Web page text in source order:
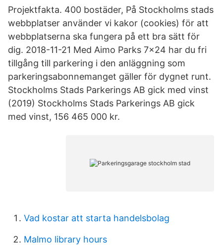
Projektfakta. 400 bostäder, På Stockholms stads
webbplatser använder vi kakor (cookies) för att
webbplatserna ska fungera på ett bra sätt för
dig. 2018-11-21 Med Aimo Parks 7x24 har du fri
tillgång till parkering i den anläggning som
parkeringsabonnemanget gäller för dygnet runt.
Stockholms Stads Parkerings AB gick med vinst
(2019) Stockholms Stads Parkerings AB gick
med vinst, 156 465 000 kr.
Vad kostar att starta handelsbolag
Malmo library hours